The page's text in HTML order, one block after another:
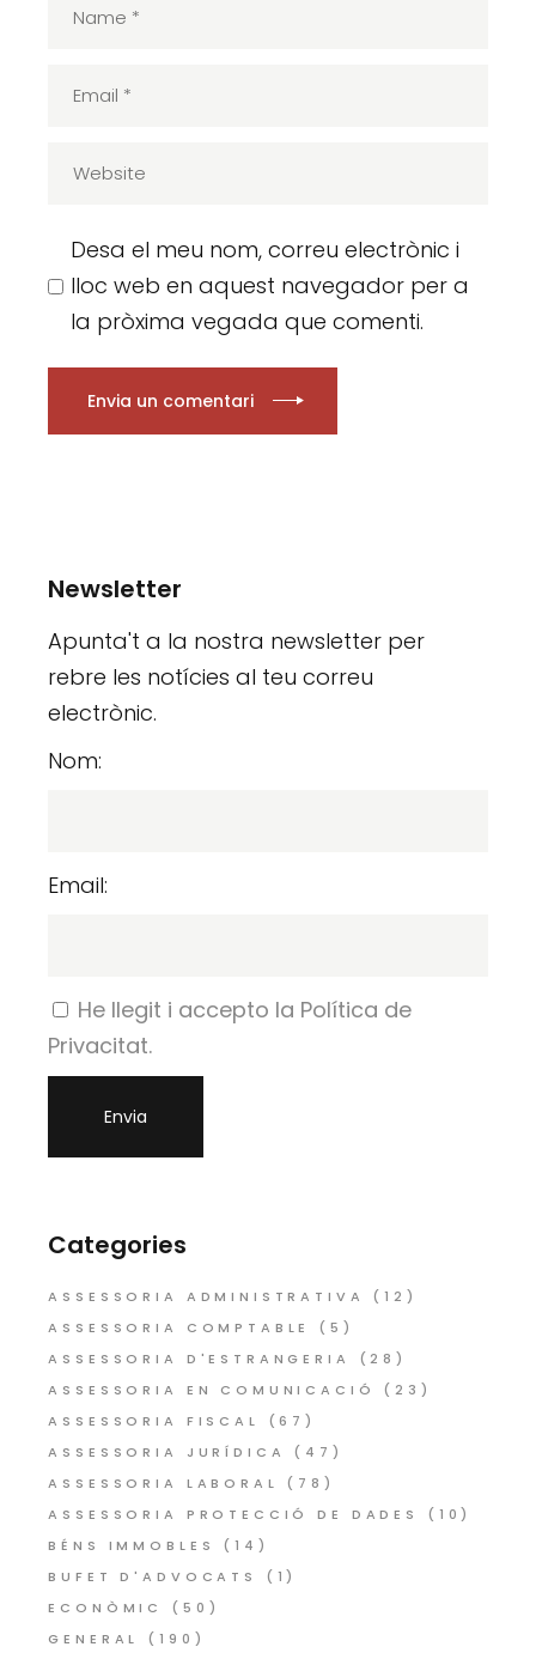
Desa el meu nom, correu electrònic i
lloc web en aquest navegador per a
la pròxima vegada que comenti.
Envia un comentari
Newsletter
Apunta't a la nostra newsletter per
rebre les notícies al teu correu
electrònic.
Nom:
Email:
He llegit i accepto la Política de
Privacitat.
Categories
ASSESSORIA ADMINISTRATIVA
(12)
ASSESSORIA COMPTABLE
(5)
ASSESSORIA D'ESTRANGERIA
(28)
ASSESSORIA EN COMUNICACIÓ
(23)
ASSESSORIA FISCAL
(67)
ASSESSORIA JURÍDICA
(47)
ASSESSORIA LABORAL
(78)
ASSESSORIA PROTECCIÓ DE DADES
(10)
BÉNS IMMOBLES
(14)
BUFET D'ADVOCATS
(1)
ECONÒMIC
(50)
GENERAL
(190)